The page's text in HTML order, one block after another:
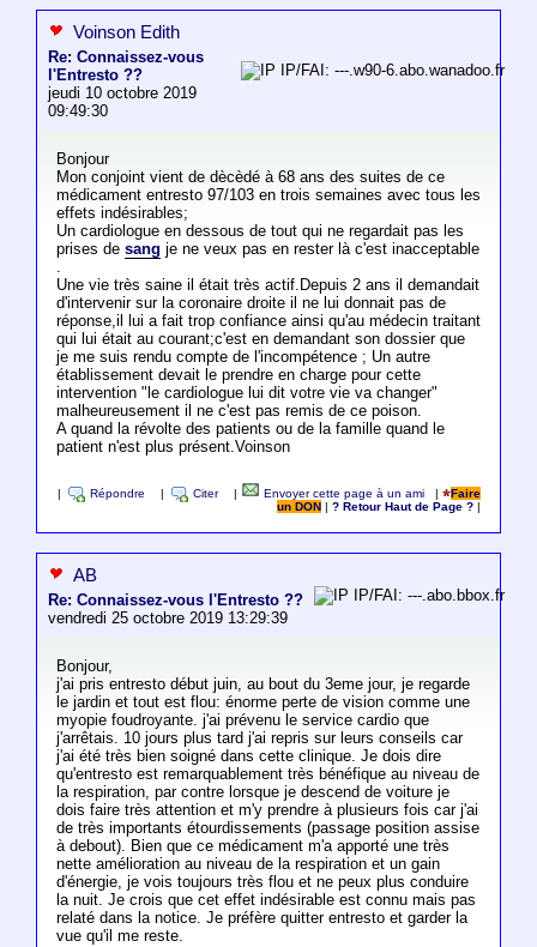
Voinson Edith
Re: Connaissez-vous
l'Entresto ??
jeudi 10 octobre 2019
09:49:30
IP/FAI: ---.w90-6.abo.wanadoo.fr
Bonjour
Mon conjoint vient de dècèdé à 68 ans des suites de ce
médicament entresto 97/103 en trois semaines avec tous les
effets indésirables;
Un cardiologue en dessous de tout qui ne regardait pas les
prises de sang je ne veux pas en rester là c'est inacceptable
.
Une vie très saine il était très actif.Depuis 2 ans il demandait
d'intervenir sur la coronaire droite il ne lui donnait pas de
réponse,il lui a fait trop confiance ainsi qu'au médecin traitant
qui lui était au courant;c'est en demandant son dossier que
je me suis rendu compte de l'incompétence ; Un autre
établissement devait le prendre en charge pour cette
intervention "le cardiologue lui dit votre vie va changer"
malheureusement il ne c'est pas remis de ce poison.
A quand la révolte des patients ou de la famille quand le
patient n'est plus présent.Voinson
Répondre Citer Envoyer cette page à un ami |
Faire
un DON
|? Retour Haut de Page ?
AB
Re: Connaissez-vous l'Entresto ??
vendredi 25 octobre 2019 13:29:39
IP/FAI: ---.abo.bbox.fr
Bonjour,
j'ai pris entresto début juin, au bout du 3eme jour, je regarde
le jardin et tout est flou: énorme perte de vision comme une
myopie foudroyante. j'ai prévenu le service cardio que
j'arrêtais. 10 jours plus tard j'ai repris sur leurs conseils car
j'ai été très bien soigné dans cette clinique. Je dois dire
qu'entresto est remarquablement très bénéfique au niveau de
la respiration, par contre lorsque je descend de voiture je
dois faire très attention et m'y prendre à plusieurs fois car j'ai
de très importants étourdissements (passage position assise
à debout). Bien que ce médicament m'a apporté une très
nette amélioration au niveau de la respiration et un gain
d'énergie, je vois toujours très flou et ne peux plus conduire
la nuit. Je crois que cet effet indésirable est connu mais pas
relaté dans la notice. Je préfère quitter entresto et garder la
vue qu'il me reste.